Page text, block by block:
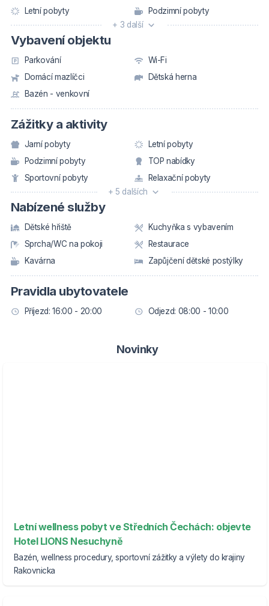
Letní pobyty
Podzimní pobyty
+ 3 další
Vybavení objektu
Parkování
Wi-Fi
Domácí mazlíčci
Dětská herna
Bazén - venkovní
Zážitky a aktivity
Jarní pobyty
Letní pobyty
Podzimní pobyty
TOP nabídky
Sportovní pobyty
Relaxační pobyty
+ 5 dalších
Nabízené služby
Dětské hřiště
Kuchyňka s vybavením
Sprcha/WC na pokoji
Restaurace
Kavárna
Zapůjčení dětské postýlky
Pravidla ubytovatele
Příjezd: 16:00 - 20:00 Odjezd: 08:00 - 10:00
Novinky
Letní wellness pobyt ve Středních Čechách: objevte
Hotel LIONS Nesuchyně
Bazén, wellness procedury, sportovní zážitky a výlety do krajiny
Rakovnicka